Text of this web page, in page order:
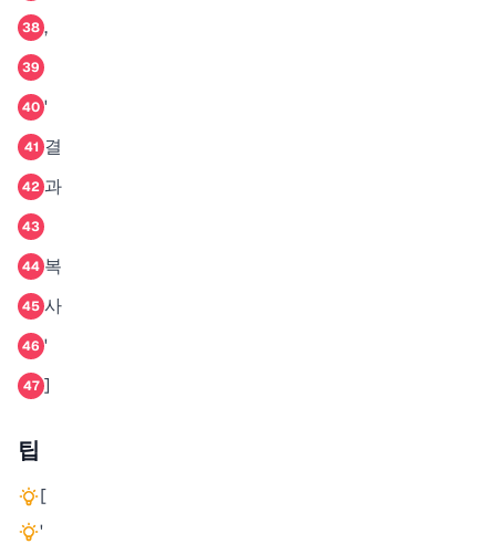
38 ,
39
40 '
41 결
42 과
43
44 복
45 사
46 '
47 ]
팁
[
'